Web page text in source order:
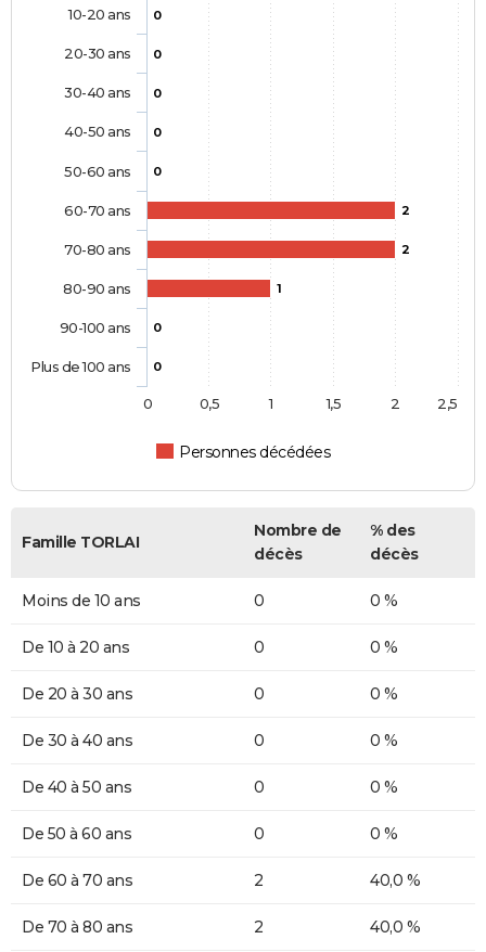
0
0
0
0
0
2
2
1
0
0
Personnes décédées
10-20 ans
20-30 ans
30-40 ans
40-50 ans
50-60 ans
60-70 ans
70-80 ans
80-90 ans
90-100 ans
Plus de 100 ans
0 0,5 1 1,5 2 2,5
Famille TORLAI
Nombre de
décès
% des
décès
Moins de 10 ans 0 0 %
De 10 à 20 ans 0 0 %
De 20 à 30 ans 0 0 %
De 30 à 40 ans 0 0 %
De 40 à 50 ans 0 0 %
De 50 à 60 ans 0 0 %
De 60 à 70 ans 2 40,0 %
De 70 à 80 ans 2 40,0 %